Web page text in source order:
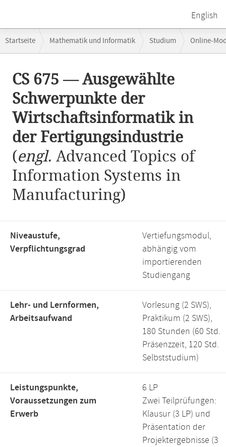
English
Navigation
Startseite Mathematik und Informatik Studium Online-
CS 675 — Ausgewählte
Schwerpunkte der
Wirtschaftsinformatik in
der Fertigungsindustrie
(engl. Advanced Topics of
Information Systems in
Manufacturing)
Niveaustufe,
Verpflichtungsgrad
Vertiefungsmodul,
abhängig vom
importierenden
Studiengang
Lehr- und Lernformen,
Arbeitsaufwand
Vorlesung (2 SWS),
Praktikum (2 SWS),
180 Stunden (60 Std.
Präsenzzeit, 120 Std.
Selbststudium)
Leistungspunkte,
Voraussetzungen zum
Erwerb
6 LP
Zwei Teilprüfungen:
Klausur (3 LP) und
Präsentation der
Projektergebnisse (3